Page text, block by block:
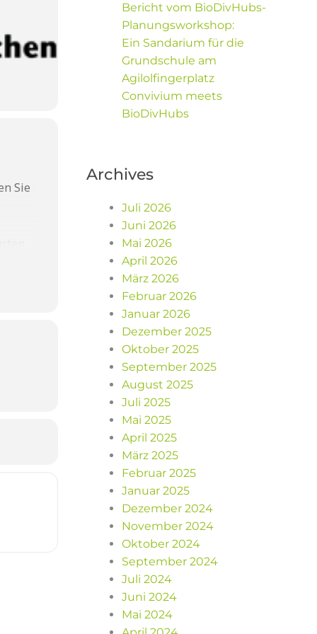
Sie
Bericht vom BioDivHubs-
Planungsworkshop:
Ein Sandarium für die
Grundschule am
Agilolfingerplatz
Convivium meets
BioDivHubs
Archives
Juli 2026
Juni 2026
Mai 2026
April 2026
März 2026
Februar 2026
Januar 2026
Dezember 2025
Oktober 2025
September 2025
August 2025
Juli 2025
Mai 2025
April 2025
März 2025
Februar 2025
Januar 2025
Dezember 2024
November 2024
Oktober 2024
September 2024
Juli 2024
Juni 2024
Mai 2024